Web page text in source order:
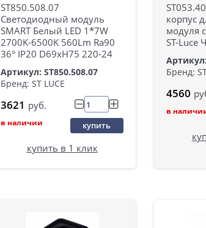
ST850.508.07
Светодиодный модуль
SMART Белый LED 1*7W
2700K-6500K 560Lm Ra90
36° IP20 D69xH75 220-24
Артикул: ST850.508.07
Бренд: ST LUCE
3621 руб.
в наличии купить
купить в 1 клик
корпус
модуля
ST-Luce
Бренд:
4560
в